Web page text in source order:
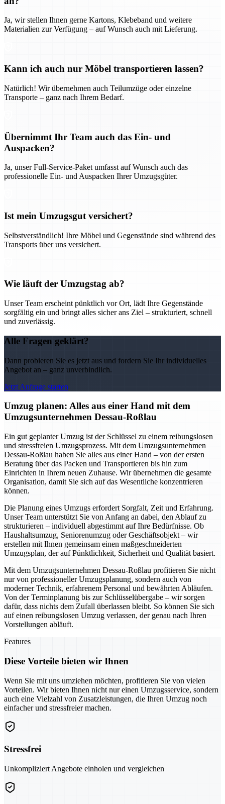
Ja, wir stellen Ihnen gerne Kartons, Klebeband und weitere
Materialien zur Verfügung – auf Wunsch auch mit Lieferung.
Kann ich auch nur Möbel transportieren lassen?
Natürlich! Wir übernehmen auch Teilumzüge oder einzelne
Transporte – ganz nach Ihrem Bedarf.
Übernimmt Ihr Team auch das Ein- und
Auspacken?
Ja, unser Full-Service-Paket umfasst auf Wunsch auch das
professionelle Ein- und Auspacken Ihrer Umzugsgüter.
Ist mein Umzugsgut versichert?
Selbstverständlich! Ihre Möbel und Gegenstände sind während des
Transports über uns versichert.
Wie läuft der Umzugstag ab?
Unser Team erscheint pünktlich vor Ort, lädt Ihre Gegenstände
sorgfältig ein und bringt alles sicher ans Ziel – strukturiert, schnell
und zuverlässig.
Alle Fragen geklärt?
Dann probieren Sie es jetzt aus und fordern Sie Ihr individuelles
Angebot an – ganz unverbindlich.
Jetzt Anfrage starten
Umzug planen: Alles aus einer Hand mit dem
Umzugsunternehmen Dessau-Roßlau
Ein gut geplanter Umzug ist der Schlüssel zu einem reibungslosen
und stressfreien Umzugsprozess. Mit dem Umzugsunternehmen
Dessau-Roßlau haben Sie alles aus einer Hand – von der ersten
Beratung über das Packen und Transportieren bis hin zum
Einrichten in Ihrem neuen Zuhause. Wir übernehmen die gesamte
Organisation, damit Sie sich auf das Wesentliche konzentrieren
können.
Die Planung eines Umzugs erfordert Sorgfalt, Zeit und Erfahrung.
Unser Team unterstützt Sie von Anfang an dabei, den Ablauf zu
strukturieren – individuell abgestimmt auf Ihre Bedürfnisse. Ob
Haushaltsumzug, Seniorenumzug oder Geschäftsobjekt – wir
erstellen mit Ihnen gemeinsam einen maßgeschneiderten
Umzugsplan, der auf Pünktlichkeit, Sicherheit und Qualität basiert.
Mit dem Umzugsunternehmen Dessau-Roßlau profitieren Sie nicht
nur von professioneller Umzugsplanung, sondern auch von
moderner Technik, erfahrenem Personal und bewährten Abläufen.
Von der Terminplanung bis zur Schlüsselübergabe – wir sorgen
dafür, dass nichts dem Zufall überlassen bleibt. So können Sie sich
auf einen reibungslosen Umzug verlassen, der genau nach Ihren
Vorstellungen abläuft.
Features
Diese Vorteile bieten wir Ihnen
Wenn Sie mit uns umziehen möchten, profitieren Sie von vielen
Vorteilen. Wir bieten Ihnen nicht nur einen Umzugsservice, sondern
auch eine Vielzahl von Zusatzleistungen, die Ihren Umzug noch
einfacher und stressfreier machen.
Stressfrei
Unkompliziert Angebote einholen und vergleichen